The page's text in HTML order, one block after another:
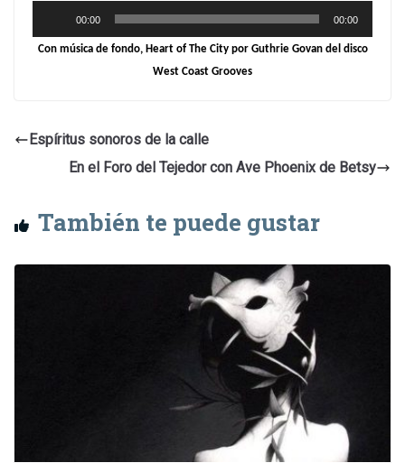
Reproductor
de
00:00 00:00
Con música de fondo, Heart of The City por Guthrie Govan del disco
West Coast Grooves
Espíritus sonoros de la calle
En el Foro del Tejedor con Ave Phoenix de Betsy
También te puede gustar